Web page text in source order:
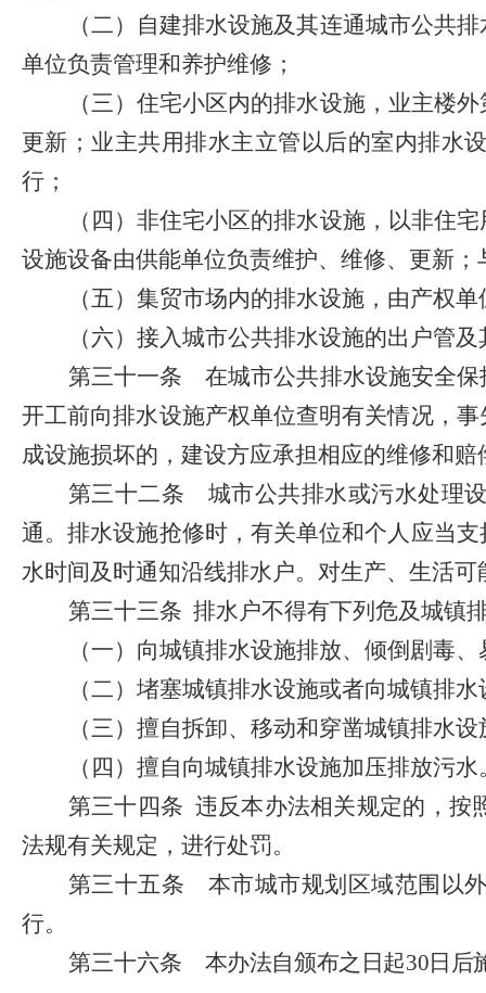
（二）自建排水设施及其连通城市公共
单位负责管理和养护维修；
（三）住宅小区内的排水设施，业主楼
更新；业主共用排水主立管以后的室内排水
行；
（四）非住宅小区的排水设施，以非住
设施设备由供能单位负责维护、维修、更新
（五）集贸市场内的排水设施，由产权
（六）接入城市公共排水设施的出户管
第三十一条 在城市公共排水设施安全保
开工前向排水设施产权单位查明有关情况，
成设施损坏的，建设方应承担相应的维修和赔
第三十二条 城市公共排水或污水处理
通。排水设施抢修时，有关单位和个人应当
水时间及时通知沿线排水户。对生产、生活
第三十三条 排水户不得有下列危及城镇
（一）向城镇排水设施排放、倾倒剧毒
（二）堵塞城镇排水设施或者向城镇排
（三）擅自拆卸、移动和穿凿城镇排水设
（四）擅自向城镇排水设施加压排放污水
第三十四条 违反本办法相关规定的，按
法规有关规定，进行处罚。
第三十五条 本市城市规划区域范围以
行。
第三十六条
本办法自颁布之日起30日后